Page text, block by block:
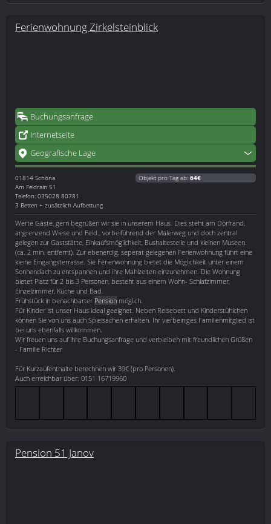
Ferienwohnung Zirkelsteinblick
Buchungsanfrage
Internetseite
Geografische Lage
01814 Schöna
Am Feldrain 51
Telefon: 035028 80781
3 Betten + zusätzlich Aufbettung
Objekt pro Tag ab: 64€
Werte Gäste, gern begrüßen wir sie in unserem Haus. Dies steht am Dorfrand,
angrenzend Wiese und Feld., vorbeiführend der Malerweg und doch zentral
gelegen zur Gaststätte, Einkaufsmöglichkeit, Bushaltestelle und kleinen Museen.
(ca. 2 min. entfernt). Zur ebenerdig, seperat gelegenen Ferienwohnung führt eine
kleine Eingangsterrasse. Sie Ferienwohnung bietet die Möglichkeit unter einem
Sonnendach zu entspannen und ihre Mahlzeiten einzunehmen. Die Wohnung
bietet Platz für 2 bis 3 Personen, besteht aus einem Wohn- Schlafzimmer,
Einzelzimmer, Küche und Bad.
Frühstück in benachbarter Pension möglich.
Für Kinder ist unser Haus ideal geeignet. Neben Reisebett und Kinderstühlchen
können Sie von uns auch Spielsachen erhalten. Ihr vierbeiniges Familienmitglied ist
bei uns ebenfalls willkommen.
Wir freuen uns auf ihre Buchungsanfrage und verbleiben mit freundlichen Grüßen
- Familie Richter
Für Kurzaufenthalte berechnen wir 39€ (pro Personen).
Auch erreichbar über: 0151 16719960
Pension 51 Janov